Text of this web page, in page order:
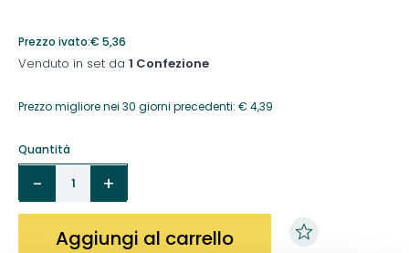
Prezzo ivato:€ 5,36
Venduto in set da 1 Confezione
Prezzo migliore nei 30 giorni precedenti: € 4,39
Quantità
Aggiungi al carrello